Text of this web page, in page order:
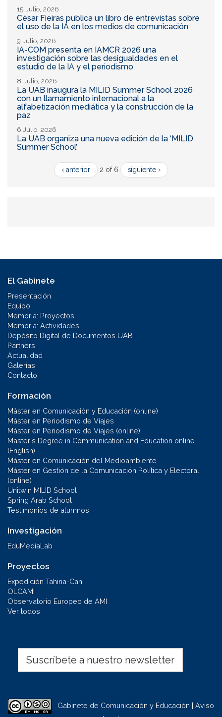
15 Julio, 2026
César Fieiras publica un libro de entrevistas sobre
el uso de la IA en los medios de comunicación
9 Julio, 2026
IA-COM presenta en IAMCR 2026 una
investigación sobre las desigualdades en el
estudio de la IA y el periodismo
8 Julio, 2026
La UAB inaugura la MILID Summer School 2026
con un llamamiento internacional a la
alfabetización mediática y la construcción de la
paz
6 Julio, 2026
La UAB organiza una nueva edición de la ‘MILID
Summer School’
‹ anterior 2 of 6 siguiente ›
El Gabinete
Presentación
Equipo
Memoria: Proyectos
Memoria: Actividades
Depósito Digital de Documentos UAB
Partners
Actualidad
Galerías
Contacto
Formación
Máster en Comunicación y Educación (online)
Máster en Periodismo de Viajes
Máster en Periodismo de Viajes (online)
Master's Degree in Communication and Education online
(English)
Máster en Comunicación del Medioambiente
Máster en Gestión de la Comunicación Política y Electoral
(online)
Unitwin MILID School
Spring Arab School
Testimonios de alumnos
Investigación
EduMediaLab
Proyectos
Expedición Tahina-Can
OLCAMI
Observatorio Europeo de AMI
Ver todos
Suscríbete a nuestro newsletter
Gabinete de Comunicación y Educación | Aviso